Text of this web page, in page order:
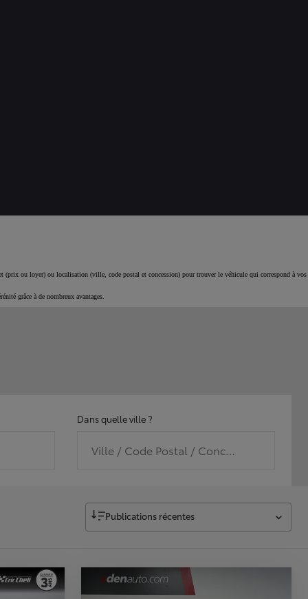
(prix ou loyer) ou localisation (ville, code postal et concession) pour trouver le véhicule qui correspond à vos
grâce à de nombreux avantages.
Dans quelle ville ?
Ville / Code Postal / Concession
Publications récentes